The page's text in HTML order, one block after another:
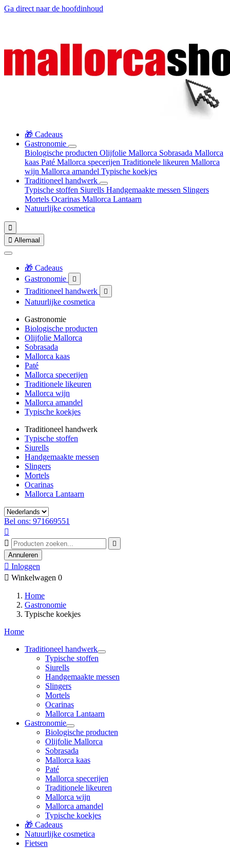
Ga direct naar de hoofdinhoud
🎁 Cadeaus
Gastronomie
Biologische producten Olijfolie Mallorca Sobrasada Mallorca
kaas Paté Mallorca specerijen Traditionele likeuren Mallorca
wijn Mallorca amandel Typische koekjes
Traditioneel handwerk
Typische stoffen Siurells Handgemaakte messen Slingers
Mortels Ocarinas Mallorca Lantaarn
Natuurlijke cosmetica

 Allemaal
🎁 Cadeaus
Gastronomie

Traditioneel handwerk 
Natuurlijke cosmetica
Gastronomie
Biologische producten
Olijfolie Mallorca
Sobrasada
Mallorca kaas
Paté
Mallorca specerijen
Traditionele likeuren
Mallorca wijn
Mallorca amandel
Typische koekjes
Traditioneel handwerk
Typische stoffen
Siurells
Handgemaakte messen
Slingers
Mortels
Ocarinas
Mallorca Lantaarn
Bel ons: 971669551



Annuleren
 Inloggen
 Winkelwagen 0
Home
Gastronomie
Typische koekjes
Home
Traditioneel handwerk
Typische stoffen
Siurells
Handgemaakte messen
Slingers
Mortels
Ocarinas
Mallorca Lantaarn
Gastronomie
Biologische producten
Olijfolie Mallorca
Sobrasada
Mallorca kaas
Paté
Mallorca specerijen
Traditionele likeuren
Mallorca wijn
Mallorca amandel
Typische koekjes
🎁 Cadeaus
Natuurlijke cosmetica
Fietsen